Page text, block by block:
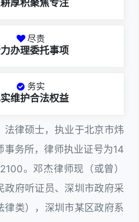
厚积聚焦专注
尽责
办理委托事项
务实
维护合法权益
法律硕士，执业于北京市炜
事务所，律师执业证号为14
。邓杰律师现（或曾）
政府听证员、深圳市政府采
律类），深圳市某区政府系